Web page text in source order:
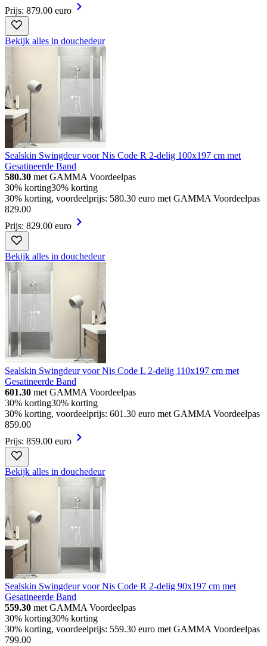
Prijs: 879.00 euro
Bekijk alles in douchedeur
Sealskin Swingdeur voor Nis Code R 2-delig 100x197 cm met
Gesatineerde Band
580.30 met GAMMA Voordeelpas
30% korting30% korting
30% korting, voordeelprijs: 580.30 euro met GAMMA Voordeelpas
829.00
Prijs: 829.00 euro
Bekijk alles in douchedeur
Sealskin Swingdeur voor Nis Code L 2-delig 110x197 cm met
Gesatineerde Band
601.30 met GAMMA Voordeelpas
30% korting30% korting
30% korting, voordeelprijs: 601.30 euro met GAMMA Voordeelpas
859.00
Prijs: 859.00 euro
Bekijk alles in douchedeur
Sealskin Swingdeur voor Nis Code R 2-delig 90x197 cm met
Gesatineerde Band
559.30 met GAMMA Voordeelpas
30% korting30% korting
30% korting, voordeelprijs: 559.30 euro met GAMMA Voordeelpas
799.00